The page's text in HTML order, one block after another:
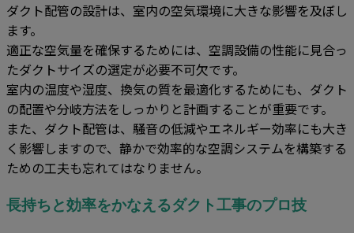
ダクト配管の設計は、室内の空気環境に大きな影響を及ぼし
ます。
適正な空気量を確保するためには、空調設備の性能に見合っ
たダクトサイズの選定が必要不可欠です。
室内の温度や湿度、換気の質を最適化するためにも、ダクト
の配置や分岐方法をしっかりと計画することが重要です。
また、ダクト配管は、騒音の低減やエネルギー効率にも大き
く影響しますので、静かで効率的な空調システムを構築する
ための工夫も忘れてはなりません。
長持ちと効率をかなえるダクト工事のプロ技